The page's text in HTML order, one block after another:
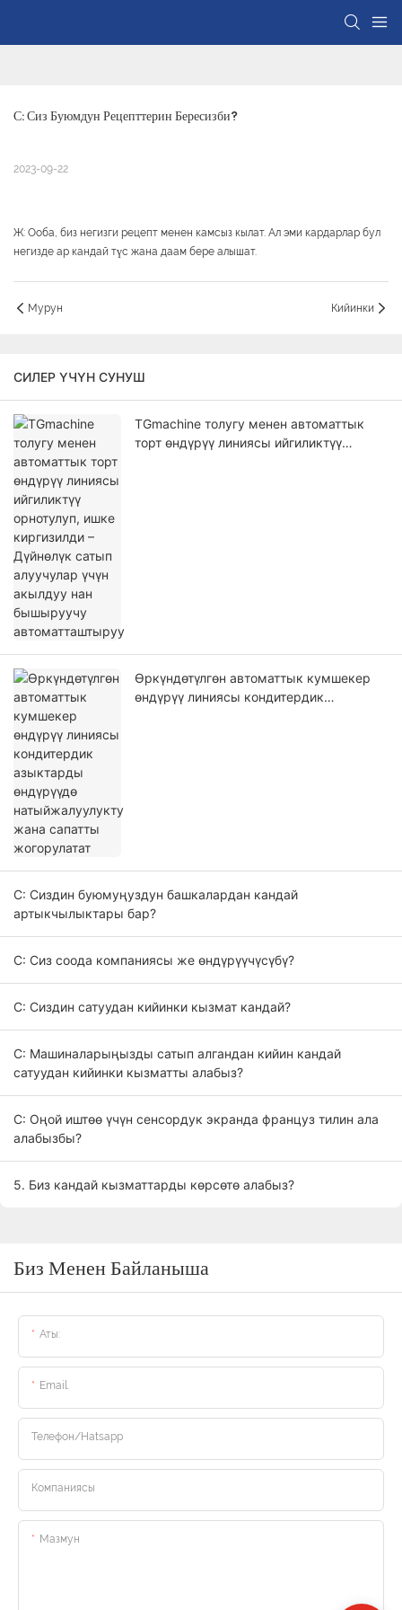
С: Сиз Буюмдун Рецепттерин Бересизби?
2023-09-22
Ж: Ооба, биз негизги рецепт менен камсыз кылат. Ал эми кардарлар бул
негизде ар кандай түс жана даам бере алышат.
Мурун Кийинки
СИЛЕР ҮЧҮН СУНУШ
TGmachine толугу менен автоматтык
торт өндүрүү линиясы ийгиликтүү
Өркүндөтүлгөн автоматтык кумшекер
өндүрүү линиясы кондитердик
С: Сиздин буюмуңуздун башкалардан кандай
артыкчылыктары бар?
С: Сиз соода компаниясы же өндүрүүчүсүбү?
С: Сиздин сатуудан кийинки кызмат кандай?
С: Машиналарыңызды сатып алгандан кийин кандай
сатуудан кийинки кызматты алабыз?
С: Оңой иштөө үчүн сенсордук экранда француз тилин ала
алабызбы?
5. Биз кандай кызматтарды көрсөтө алабыз?
Биз Менен Байланыша
Аты:
Email.
Телефон/hatsapp
Компаниясы
Мазмун